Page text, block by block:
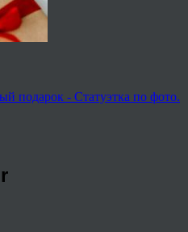
подарок - Статуэтка по фото.